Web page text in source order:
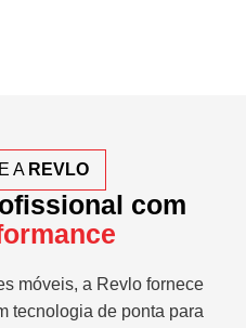
A REVLO
com
móveis, a Revlo fornece
tecnologia de ponta para